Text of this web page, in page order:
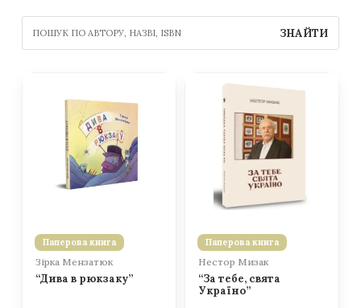
ЗНАЙТИ
Паперова книга
Зірка Мензатюк
“Дива в рюкзаку”
Паперова книга
Нестор Мизак
“За тебе, свята
Україно”